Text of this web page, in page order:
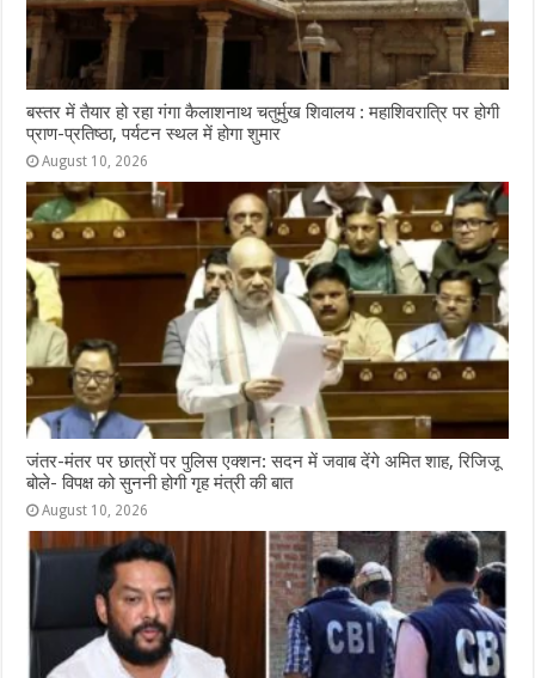
बस्तर में तैयार हो रहा गंगा कैलाशनाथ चतुर्मुख शिवालय : महाशिवरात्रि पर होगी
प्राण-प्रतिष्ठा, पर्यटन स्थल में होगा शुमार
August 10, 2026
जंतर-मंतर पर छात्रों पर पुलिस एक्शन: सदन में जवाब देंगे अमित शाह, रिजिजू
बोले- विपक्ष को सुननी होगी गृह मंत्री की बात
August 10, 2026